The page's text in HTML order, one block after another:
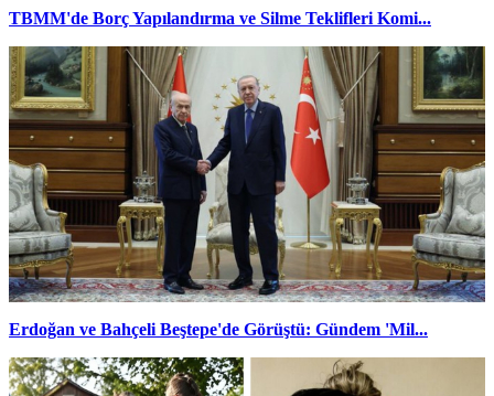
TBMM'de Borç Yapılandırma ve Silme Teklifleri Komi...
Erdoğan ve Bahçeli Beştepe'de Görüştü: Gündem 'Mil...